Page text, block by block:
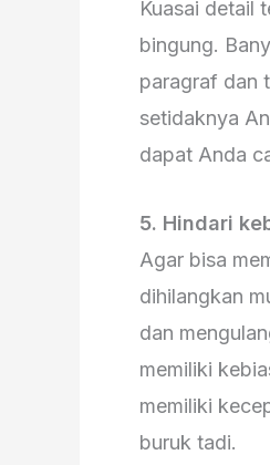
Kuasai detail
bingung.
paragraf dan
setidaknya
dapat Anda
5. Hindari
Agar bisa
dihilangkan
dan
memiliki
memiliki
buruk tadi.